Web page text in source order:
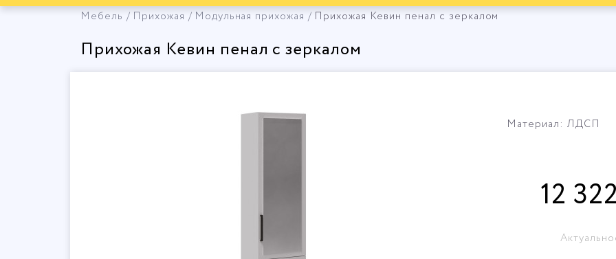
Мебель
Прихожая Модульная прихожая Прихожая Кевин пенал с зеркалом
Прихожая Кевин пенал с зеркалом
Материал: ЛДСП
12